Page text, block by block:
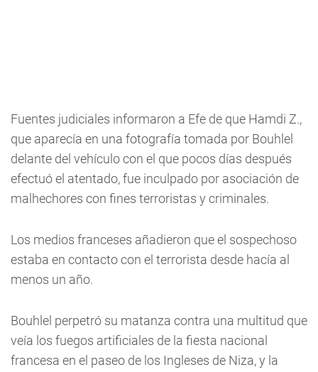
Fuentes judiciales informaron a Efe de que Hamdi Z.,
que aparecía en una fotografía tomada por Bouhlel
delante del vehículo con el que pocos días después
efectuó el atentado, fue inculpado por asociación de
malhechores con fines terroristas y criminales.
Los medios franceses añadieron que el sospechoso
estaba en contacto con el terrorista desde hacía al
menos un año.
Bouhlel perpetró su matanza contra una multitud que
veía los fuegos artificiales de la fiesta nacional
francesa en el paseo de los Ingleses de Niza, y la